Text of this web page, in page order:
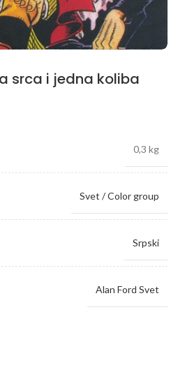
srca i jedna koliba
0,3 kg
Svet / Color group
Srpski
Alan Ford Svet